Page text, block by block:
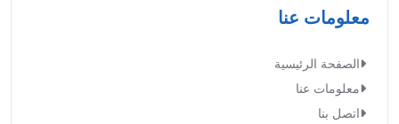
معلومات عنا
الصفحة الرئيسية
معلومات عنا
اتصل بنا